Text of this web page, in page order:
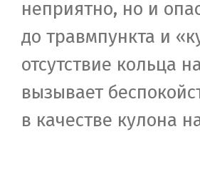
неприятно, но и
до травмпункта и
отсутствие кольца
вызывает
в качестве кулона